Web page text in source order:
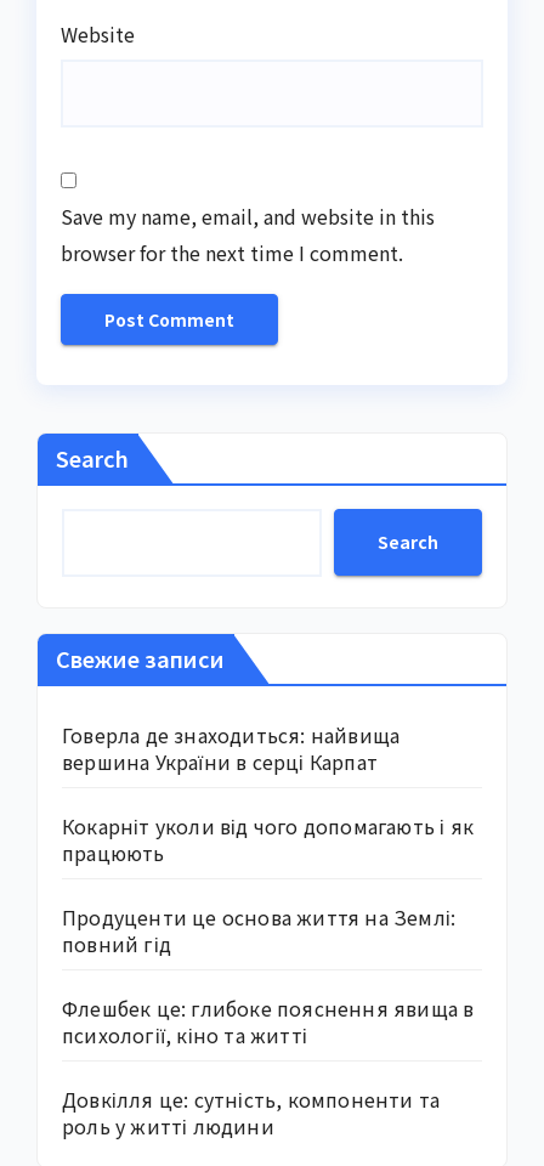
Website
Save my name, email, and website in this
browser for the next time I comment.
Search
Search
Свежие записи
Говерла де знаходиться: найвища
вершина України в серці Карпат
Кокарніт уколи від чого допомагають і як
працюють
Продуценти це основа життя на Землі:
повний гід
Флешбек це: глибоке пояснення явища в
психології, кіно та житті
Довкілля це: сутність, компоненти та
роль у житті людини